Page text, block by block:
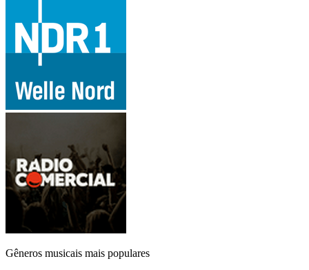
Gêneros musicais mais populares